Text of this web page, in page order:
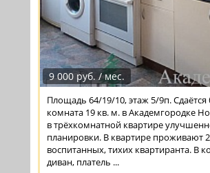
9 000 руб. / мес.
Площадь 64/19/10, этаж 5/9п.
комната 19 кв. м. в Академгородке
в трёхкомнатной квартире
планировки. В квартире проживают 2
воспитанных, тихих квартиранта. В
диван, платель ...